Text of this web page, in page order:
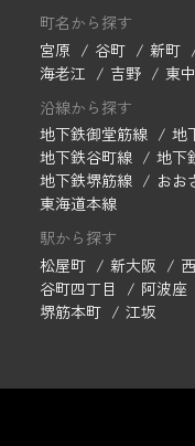
町名から探す
宮原
谷町 新町
海老江
吉野 東
沿線から探す
地下鉄御堂筋線
地
地下鉄谷町線
地下
地下鉄堺筋線
おお
東海道本線
駅から探す
松屋町
新大阪
谷町四丁目
阿波座
堺筋本町
江坂